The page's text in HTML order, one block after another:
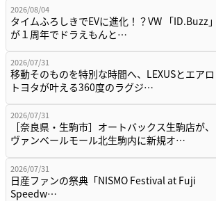
2026/08/04
タイムふろしきでEVに進化！？VW 「ID.Buzz」
が１周年でドラえもんと…
2026/07/31
移動そのものを特別な時間へ、LEXUSとエアロ
トヨタが叶える360度のラグジ…
2026/07/31
［奈良県・生駒市］オートバックス生駒店が、
ヴァンベールモール北生駒内に新規オ…
2026/07/31
日産ファンの祭典「NISMO Festival at Fuji
Speedw…